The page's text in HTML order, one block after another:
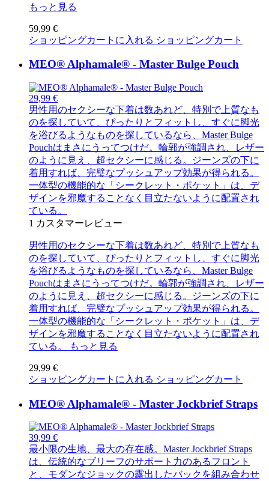
もっと見る
59,99 €
ショッピングカートに入れる ショッピングカート
MEO® Alphamale® - Master Bulge Pouch
29,99 €
男性用のセクシーな下着は数あれど、特別で上質なも
のを探していて、ぴったりとフィットし、すぐに脚光
を浴びるようなものを探しているなら、Master Bulge
Pouchはまさにうってつけだ。輪郭が強調され、レザー
のように見え、超セクシーに感じる。ジーンズの下に
着用すれば、完璧なプッシュアップ効果が得られる。
一体型の機能的な「シークレット・ポケット」は、デ
ザインを邪魔することなく目立たないように配置され
ている。
1 カスタマーレビュー
男性用のセクシーな下着は数あれど、特別で上質なも
のを探していて、ぴったりとフィットし、すぐに脚光
を浴びるようなものを探しているなら、Master Bulge
Pouchはまさにうってつけだ。輪郭が強調され、レザー
のように見え、超セクシーに感じる。ジーンズの下に
着用すれば、完璧なプッシュアップ効果が得られる。
一体型の機能的な「シークレット・ポケット」は、デ
ザインを邪魔することなく目立たないように配置され
ている。
もっと見る
29,99 €
ショッピングカートに入れる ショッピングカート
MEO® Alphamale® - Master Jockbrief Straps
39,99 €
最小限の生地、最大の存在感。Master Jockbrief Straps
は、伝統的なブリーフのサポート力のあるフロント
と、モダンなジョックの露出したバックを組み合わせ